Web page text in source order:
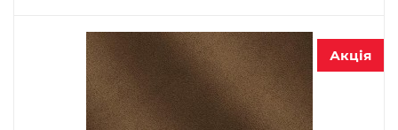
Акція